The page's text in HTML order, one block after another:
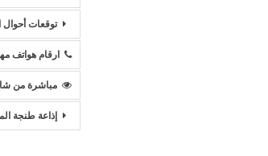
توقعات
ارقام هواتف
مباشرة من
إذاعة طنجة